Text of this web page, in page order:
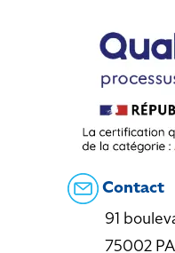
Contact
91
75002